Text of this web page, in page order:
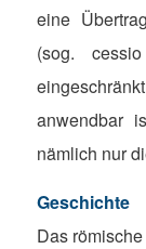
eine
(sog.
anwendbar
nämlich nur
Geschichte
Das